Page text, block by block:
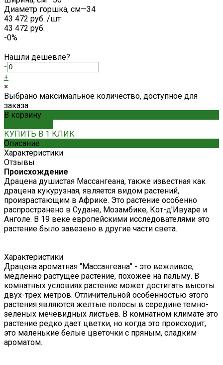
Диаметр горшка, см—34
43 472 руб. /шт
43 472 руб.
-0%
Нашли дешевле?
-
+
×
Выбрано максимальное количество, доступное для
заказа
В корзину
КУПИТЬ В 1 КЛИК
Описание
Характеристики
Отзывы
Происхождение
Драцена душистая Массангеана, также известная как
драцена кукурузная, является видом растений,
произрастающим в Африке. Это растение особенно
распространено в Судане, Мозамбике, Кот-д'Ивуаре и
Анголе. В 19 веке европейскими исследователями это
растение было завезено в другие части света.
Характеристики
Драцена ароматная "Массангеана" - это вежливое,
медленно растущее растение, похожее на пальму. В
комнатных условиях растение может достигать высоты
двух-трех метров. Отличительной особенностью этого
растения являются желтые полосы в середине темно-
зеленых мечевидных листьев. В комнатном климате это
растение редко дает цветки, но когда это происходит,
это маленькие белые цветочки с пряным, сладким
ароматом.